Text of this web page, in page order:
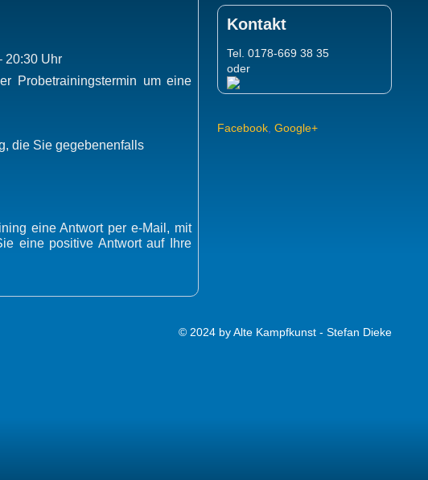
Kontakt
Tel. 0178-669 38 35
oder
Facebook, Google+
20:30 Uhr
Probetrainingstermin um eine
die Sie gegebenenfalls
eine Antwort per e-Mail, mit
eine positive Antwort auf Ihre
© 2024 by Alte Kampfkunst - Stefan Dieke